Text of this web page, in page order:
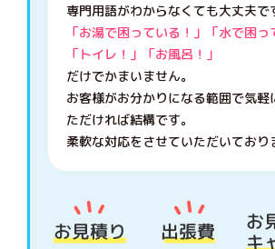
専門用語がわからなくても大丈夫で
「お湯で困っている！」「水で困っ
「トイレ！」「お風呂！」
だけでかまいません。
お客様がお分かりになる範囲で気軽
ただければ結構です。
柔軟な対応をさせていただいており